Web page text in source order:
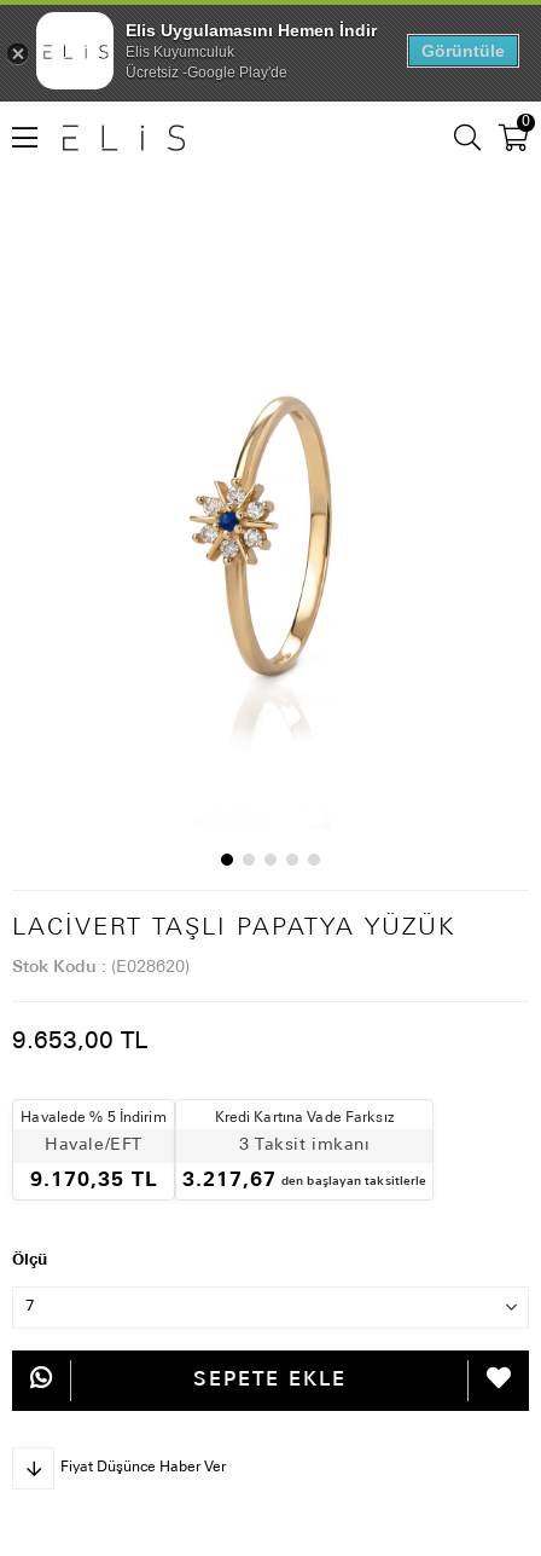
0
LACIVERT TAŞLI PAPATYA YÜZÜK
Stok Kodu (E028620)
9.653,00 TL
Havalede % 5 İndirim
Havale/EFT
9.170,35 TL
Kredi Kartına Vade Farksız
3 Taksit imkanı
3.217,67 den başlayan taksitlerle
Ölçü
Fiyat Düşünce Haber Ver
Elis Uygulamasını Hemen İndir
Elis Kuyumculuk
Ücretsiz -Google Play'de
Görüntüle